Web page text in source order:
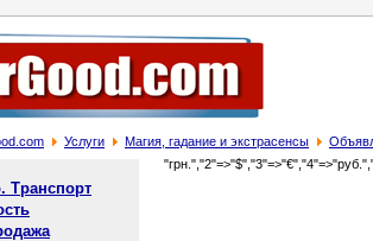
Услуги Магия, гадание и экстрасенсы
Транспорт